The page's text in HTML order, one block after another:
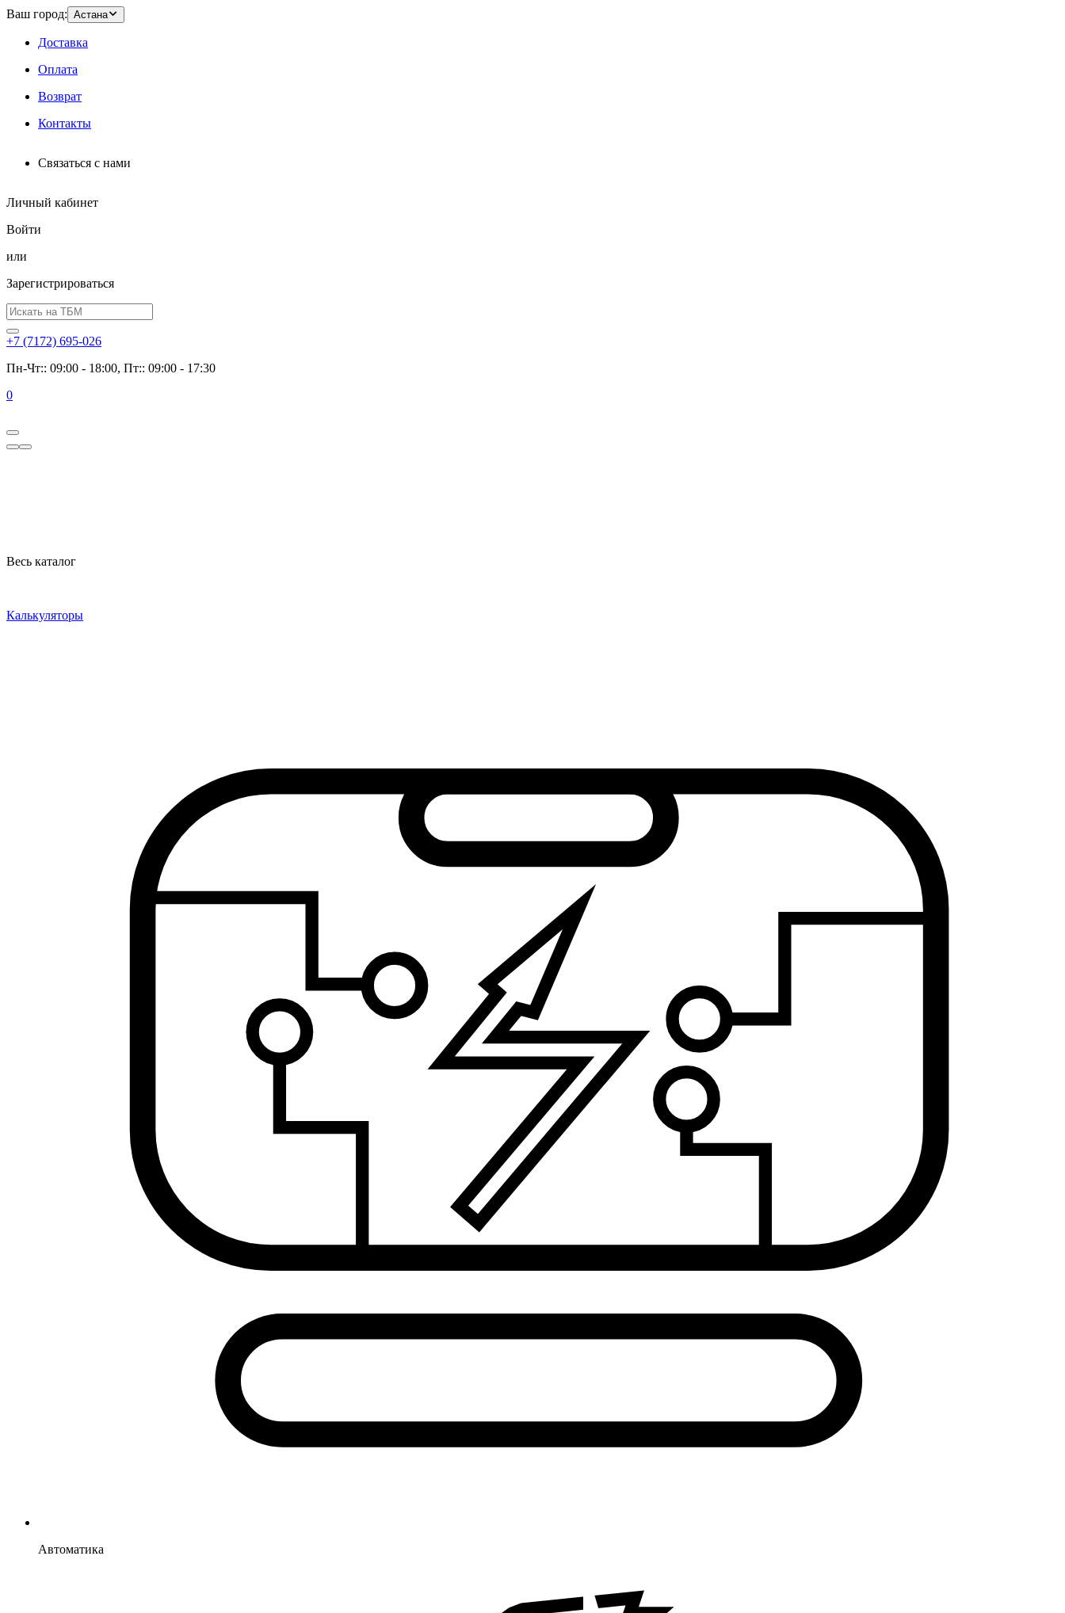
Ваш город: Астана
Доставка
Оплата
Возврат
Контакты
Связаться с нами
Личный кабинет
Войти
или
Зарегистрироваться
+7 (7172) 695-026
Пн-Чт:: 09:00 - 18:00, Пт:: 09:00 - 17:30
0
Весь каталог
Калькуляторы
Автоматика